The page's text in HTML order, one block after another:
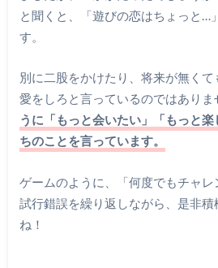
と聞くと、「遊びの恋はちょっと…
す。
別に二股をかけたり、将来が無く
愛をしろと言っているのではありま
うに「もっと会いたい」「もっと
ちのことを言っています。
ゲームのように、「何度でもチャレ
試行錯誤を繰り返しながら、是非
ね！